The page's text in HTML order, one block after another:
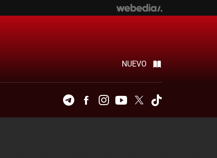
NUEVO
TelegramFacebookInstagramYoutubeTwitter